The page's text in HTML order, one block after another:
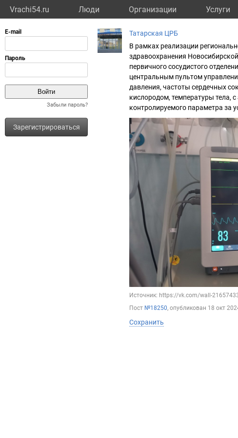
Vrachi54.ru Люди Организации Услуги
Забыли пароль?
Зарегистрироваться
Татарская ЦРБ
В рамках реализации
здравоохранения
первичного сосудистого
центральным пультом
давления, частоты сердечных
кислородом, температуры тела,
контролируемого параметра за
Источник: https://vk.com/wall-
Пост №18250, опубликован 18 окт
Сохранить